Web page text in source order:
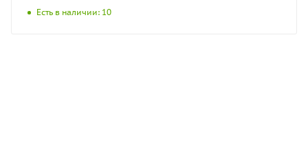
Есть в наличии: 10